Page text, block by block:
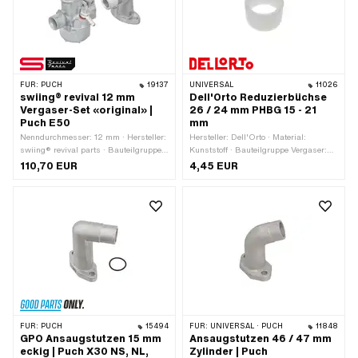
FÜR: PUCH 19137
swiing® revival 12 mm
Vergaser-Set «original» |
Puch E50
Nenndurchmesser: 12 mm · Hersteller:
swiing® revival parts · Bauteilgruppe
Vergaser: Vergaser komplett ·
geklemmt · Düsengrösse: 52 · Ø
Eingang innen: 12 mm · Ø Anschluss
innen: 20 mm · Ø Ausgang innen: 12
mm · Ø Anschluss Luftfilter: 20 mm ·
Lochabstand Einlass: 38 mm · Ø
Chokebetätigung: Handchoke ·
Standard · Drehmoment
Klemmschraube (max.): 4 Nm
110,70 EUR
UNIVERSAL 11026
Dell'Orto Reduzierbüchse
26 / 24 mm PHBG 15 - 21
mm
Hersteller: Dell'Orto · Material:
Kunststoff · Bauteilgruppe Vergaser:
Stellschrauben, Schwimmer, etc. ·
Durchgang: 20 mm · Gesamtlänge: 16
4,45 EUR
FÜR: PUCH 15494
GPO Ansaugstutzen 15 mm
eckig | Puch X30 NS, NL,
FÜR: UNIVERSAL · PUCH 11848
Ansaugstutzen 46 / 47 mm
Zylinder | Puch